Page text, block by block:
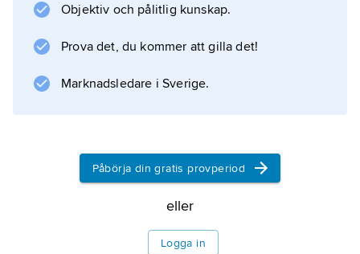
Objektiv och pålitlig kunskap.
Prova det, du kommer att gilla det!
Marknadsledare i Sverige.
Påbörja din gratis provperiod
eller
Logga in